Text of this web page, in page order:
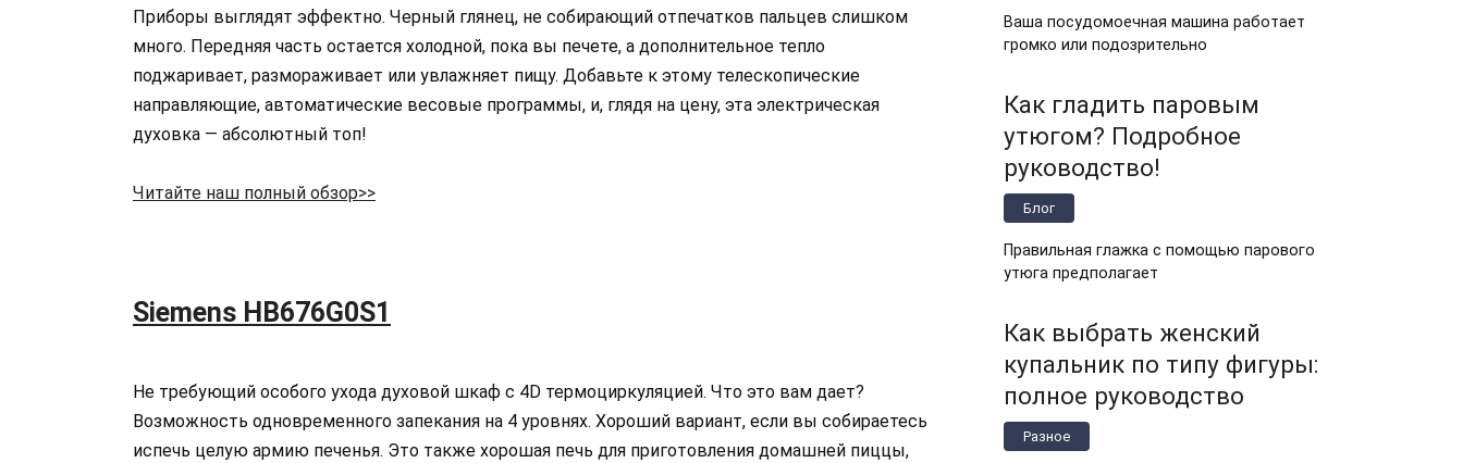
Приборы выглядят эффектно. Черный глянец, не собирающий отпечатков пальцев слишком
много. Передняя часть остается холодной, пока вы печете, а дополнительное тепло
поджаривает, размораживает или увлажняет пищу. Добавьте к этому телескопические
направляющие, автоматические весовые программы, и, глядя на цену, эта электрическая
духовка — абсолютный топ!
Читайте наш полный обзор>>
Siemens HB676G0S1
Не требующий особого ухода духовой шкаф с 4D термоциркуляцией. Что это вам дает?
Возможность одновременного запекания на 4 уровнях. Хороший вариант, если вы собираетесь
испечь целую армию печенья. Это также хорошая печь для приготовления домашней пиццы,
Ваша посудомоечная машина работает
громко или подозрительно
Как гладить паровым
утюгом? Подробное
руководство!
Блог
Правильная глажка с помощью парового
утюга предполагает
Как выбрать женский
купальник по типу фигуры:
полное руководство
Разное